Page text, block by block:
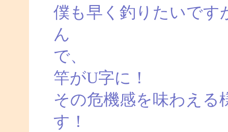
僕も早く釣りたいです
ん
で、
竿がU字に！
その危機感を味わえる
す！